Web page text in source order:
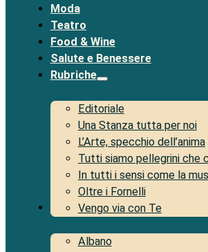
Moda
Teatro
Food & Wine
Salute e Benessere
Rubriche
Editoriale
Una Stanza tutta per noi
L’Arte, specchio dell’anima
Tutti siamo pellegrini che
In tutti i sensi come la
Oltre i Fornelli
Vengo via con Te
Territorio
Albano